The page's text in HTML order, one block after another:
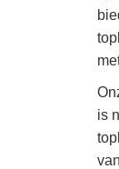
is